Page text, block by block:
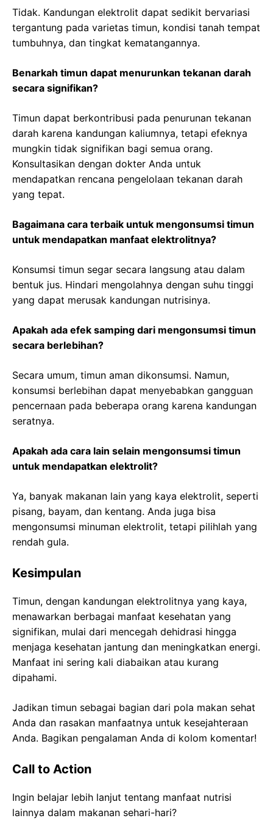
Tidak. Kandungan elektrolit dapat sedikit bervariasi
tergantung pada varietas timun, kondisi tanah tempat
tumbuhnya, dan tingkat kematangannya.
Benarkah timun dapat menurunkan tekanan darah
secara signifikan?
Timun dapat berkontribusi pada penurunan tekanan
darah karena kandungan kaliumnya, tetapi efeknya
mungkin tidak signifikan bagi semua orang.
Konsultasikan dengan dokter Anda untuk
mendapatkan rencana pengelolaan tekanan darah
yang tepat.
Bagaimana cara terbaik untuk mengonsumsi timun
untuk mendapatkan manfaat elektrolitnya?
Konsumsi timun segar secara langsung atau dalam
bentuk jus. Hindari mengolahnya dengan suhu tinggi
yang dapat merusak kandungan nutrisinya.
Apakah ada efek samping dari mengonsumsi timun
secara berlebihan?
Secara umum, timun aman dikonsumsi. Namun,
konsumsi berlebihan dapat menyebabkan gangguan
pencernaan pada beberapa orang karena kandungan
seratnya.
Apakah ada cara lain selain mengonsumsi timun
untuk mendapatkan elektrolit?
Ya, banyak makanan lain yang kaya elektrolit, seperti
pisang, bayam, dan kentang. Anda juga bisa
mengonsumsi minuman elektrolit, tetapi pilihlah yang
rendah gula.
Kesimpulan
Timun, dengan kandungan elektrolitnya yang kaya,
menawarkan berbagai manfaat kesehatan yang
signifikan, mulai dari mencegah dehidrasi hingga
menjaga kesehatan jantung dan meningkatkan energi.
Manfaat ini sering kali diabaikan atau kurang
dipahami.
Jadikan timun sebagai bagian dari pola makan sehat
Anda dan rasakan manfaatnya untuk kesejahteraan
Anda. Bagikan pengalaman Anda di kolom komentar!
Call to Action
Ingin belajar lebih lanjut tentang manfaat nutrisi
lainnya dalam makanan sehari-hari?